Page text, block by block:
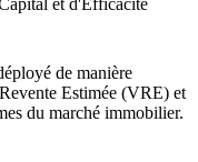
et d'Efficacité
de manière
Estimée (VRE) et
du marché immobilier.